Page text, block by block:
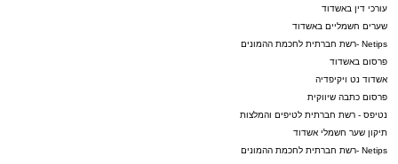
עורכי דין באשדוד
שערים חשמליים באשדוד
Netips -רשת חברתית לחכמת ההמונים
פרסום באשדוד
אשדוד נט ויקיפדיה
פרסום כתבה שיווקית
נטיפס - רשת חברתית לטיפים והמלצות
תיקון שער חשמלי אשדוד
Netips -רשת חברתית לחכמת ההמונים